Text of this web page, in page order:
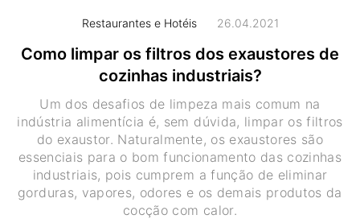
Restaurantes e Hotéis 26.04.2021
Como limpar os filtros dos exaustores de
cozinhas industriais?
Um dos desafios de limpeza mais comum na
indústria alimentícia é, sem dúvida, limpar os filtros
do exaustor. Naturalmente, os exaustores são
essenciais para o bom funcionamento das cozinhas
industriais, pois cumprem a função de eliminar
gorduras, vapores, odores e os demais produtos da
cocção com calor.